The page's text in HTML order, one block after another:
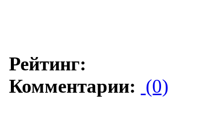
Рейтинг:
Комментарии: (0)